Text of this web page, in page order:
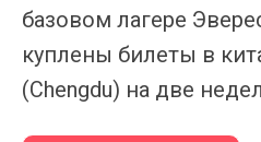
базовом лагере
куплены билеты в
(Chengdu) на две